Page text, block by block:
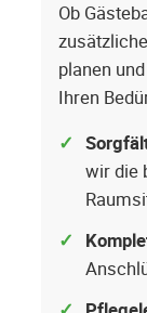
Ob
planen
Ihren
wir die